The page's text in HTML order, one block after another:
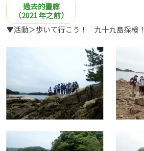
過去的畫廊
（2021 年之前）
▼活動＞歩いて行こう！ 九十九島探検